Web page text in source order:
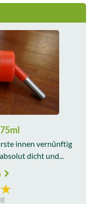
innen vernünftig
dicht und...